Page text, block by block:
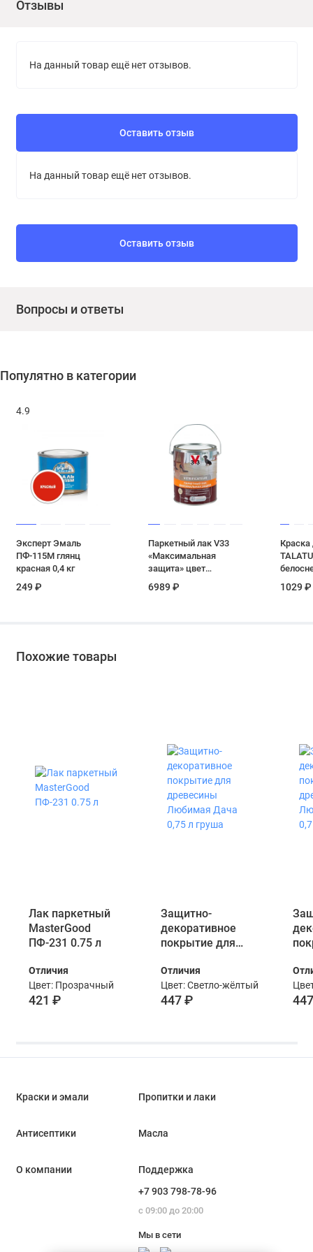
отклонению от заявленного расхода.
Отзывы
На данный товар ещё нет отзывов.
Оставить отзыв
На данный товар ещё нет отзывов.
Оставить отзыв
Вопросы и ответы
Популятно в категории
4.9
Эксперт Эмаль
ПФ-115М глянц
красная 0,4 кг
249 ₽
Паркетный лак V33
«Максимальная
защита» цвет
6989 ₽
Краска
1029 ₽
Похожие товары
Лак паркетный
MasterGood
ПФ-231 0.75 л
Отличия
Цвет: Прозрачный
421 ₽
Защитно-
декоративное
покрытие для
Любимая Дача
0,75 л груша
Отличия
Цвет: Светло-жёлтый
447 ₽
Краски и эмали Пропитки и лаки
Антисептики Масла
О компании
Поддержка
+7 903 798-78-96
с 09:00 до 20:00
Мы в сети